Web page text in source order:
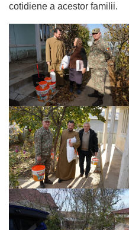
cotidiene a acestor familii.